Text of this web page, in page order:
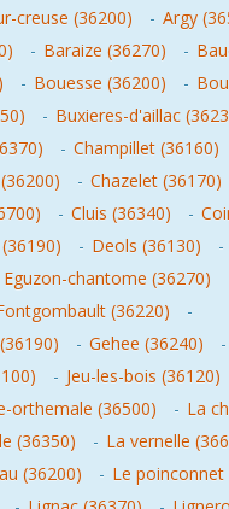
creuse (36200) - Argy
- Baraize (36270) -
- Bouesse (36200) -
- Buxieres-d'aillac
- Champillet (36160)
- Chazelet (36170)
- Cluis (36340) -
- Deols (36130) -
Eguzon-chantome (36270)
(36220)
-
- Gehee (36240)
-
- Jeu-les-bois (36120)
orthemale (36500) - La
(36350) - La vernelle
(36200) - Le poinconnet